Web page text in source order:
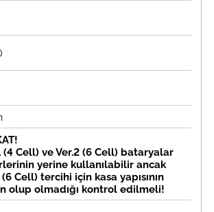
(4 Cell) ve Ver.2 (6 Cell) bataryalar
yerine kullanılabilir ancak
(6 Cell) tercihi için kasa yapısının
olup olmadığı kontrol edilmeli!